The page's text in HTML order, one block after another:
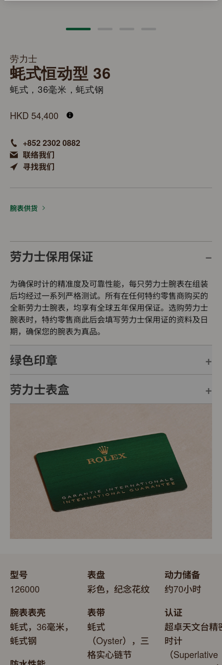
劳力士
蚝式恒动型 36
蚝式，36毫米，蚝式钢
HKD 54,400
+852 2302 0882
联络我们
寻找我们
腕表供货
劳力士保用保证
为确保时计的精准度及可靠性能，每只劳力士腕表在组装
后均经过一系列严格测试。所有在任何特约零售商购买的
全新劳力士腕表，均享有全球五年保用保证。选购劳力士
腕表时，特约零售商此后会填写劳力士保用证的资料及日
期，确保您的腕表为真品。
绿色印章
每只劳力士腕表均附有全球五年保用保证，并附上绿色印
劳力士表盒
送礼之用亦非常合适，接收礼物者会感到愉悦非常。
型号
126000
腕表表壳
蚝式，36毫米，
蚝式钢
表盘
彩色，纪念花纹
表带
蚝式
（Oyster），三
格实心链节
动力储备
约70小时
认证
超卓天文台精
时计
（Superlative